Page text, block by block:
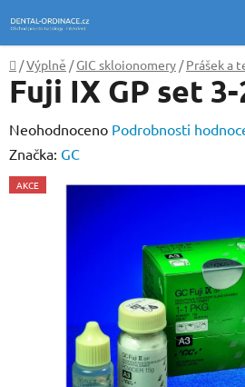
na
obsah
Domů
/Výplně / GIC skloionomery / Prášek a
Fuji IX GP set
Průměrné
hodnocení
produktu
Neohodnoceno Podrobnosti
Značka: GC
AKCE